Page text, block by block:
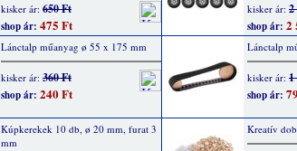
kisker ár: 650 Ft
shop ár: 475 Ft
kisker ár: 2
shop ár: 2
Lánctalp műanyag ø 55 x 175 mm
kisker ár: 360 Ft
shop ár: 240 Ft
Lánctalp
kisker ár: 1
shop ár:
Kúpkerekek 10 db, ø 20 mm, furat 3
mm
Kreatív